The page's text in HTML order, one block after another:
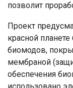
позволит
Проект
красной
биомодов,
мембраной
обеспечения